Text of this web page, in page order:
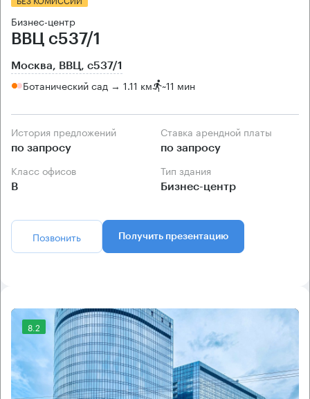
Бизнес-центр
ВВЦ с537/1
Москва, ВВЦ, с537/1
Ботанический сад → 1.11 км ~11 мин
История предложений
по запросу
Ставка арендной платы
по запросу
Класс офисов
B
Тип здания
Бизнес-центр
Позвонить Получить презентацию
8.2